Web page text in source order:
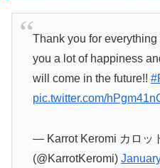
Thank you for
you a lot of happiness
will come in the future!!
pic.twitter.com/
— Karrot Keromi カロッ
(@KarrotKeromi)